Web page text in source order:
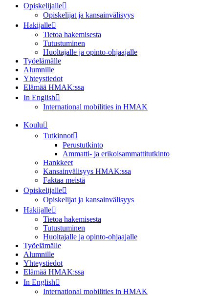
Opiskelijalle
Opiskelijat ja kansainvälisyys
Hakijalle
Tietoa hakemisesta
Tutustuminen
Huoltajalle ja opinto-ohjaajalle
Työelämälle
Alumnille
Yhteystiedot
Elämää HMAK:ssa
In English
International mobilities in HMAK
Koulu
Tutkinnot
Perustutkinto
Ammatti- ja erikoisammattitutkinto
Hankkeet
Kansainvälisyys HMAK:ssa
Faktaa meistä
Opiskelijalle
Opiskelijat ja kansainvälisyys
Hakijalle
Tietoa hakemisesta
Tutustuminen
Huoltajalle ja opinto-ohjaajalle
Työelämälle
Alumnille
Yhteystiedot
Elämää HMAK:ssa
In English
International mobilities in HMAK